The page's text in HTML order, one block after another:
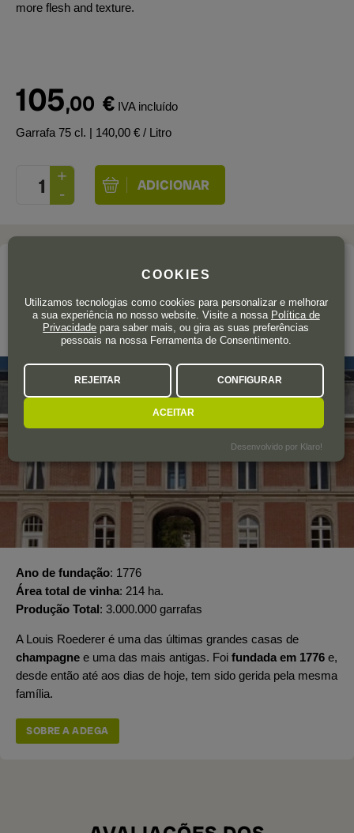
more flesh and texture.
105,00 € IVA incluído
Garrafa 75 cl. | 140,00 € / Litro
LOUIS ROEDERER
Champagne
Ano de fundação 1776
Área total de vinha 214 ha.
Produção Total 3.000.000 garrafas
A Louis Roederer é uma das últimas grandes casas de
champagne e uma das mais antigas. Foi fundada em 1776 e,
desde então até aos dias de hoje, tem sido gerida pela mesma
família.
SOBRE A ADEGA
COOKIES
Utilizamos tecnologias como cookies para personalizar e melhorar
a sua experiência no nosso website. Visite a nossa Política de
Privacidade para saber mais, ou gira as suas preferências
pessoais na nossa Ferramenta de Consentimento.
REJEITAR CONFIGURAR
ACEITAR
Desenvolvido por Klaro!